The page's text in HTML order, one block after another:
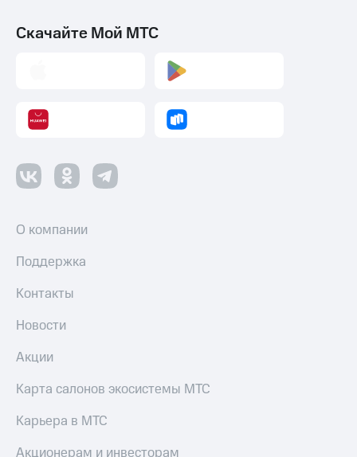
Скачайте Мой МТС
О компании
Поддержка
Контакты
Новости
Акции
Карта салонов экосистемы МТС
Карьера в МТС
Акционерам и инвесторам